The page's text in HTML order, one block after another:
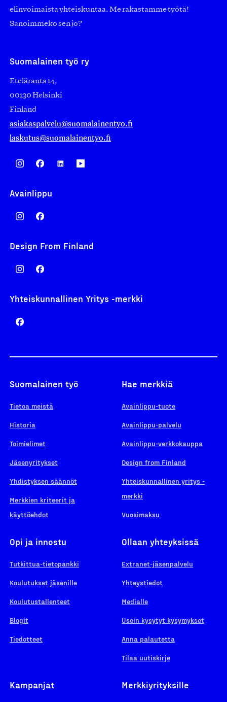
elinvoimaista yhteiskuntaa. Me rakastamme työtä!
Sanoimmeko sen jo?
Suomalainen työ ry
Eteläranta 14,
00130 Helsinki
Finland
asiakaspalvelu@suomalainentyo.fi
laskutus@suomalainentyo.fi
Avainlippu
Design From Finland
Yhteiskunnallinen Yritys -merkki
Suomalainen työ
Tietoa meistä
Historia
Toimielimet
Jäsenyritykset
Yhdistyksen säännöt
Merkkien kriteerit ja
käyttöehdot
Hae merkkiä
Avainlippu-tuote
Avainlippu-palvelu
Avainlippu-verkkokauppa
Design from Finland
Yhteiskunnallinen yritys -
merkki
Vuosimaksu
Opi ja innostu
Tutkittua-tietopankki
Koulutukset jäsenille
Koulutustallenteet
Blogit
Tiedotteet
Ollaan yhteyksissä
Extranet-jäsenpalvelu
Yhteystiedot
Medialle
Usein kysytyt kysymykset
Anna palautetta
Tilaa uutiskirje
Kampanjat Merkkiyrityksille